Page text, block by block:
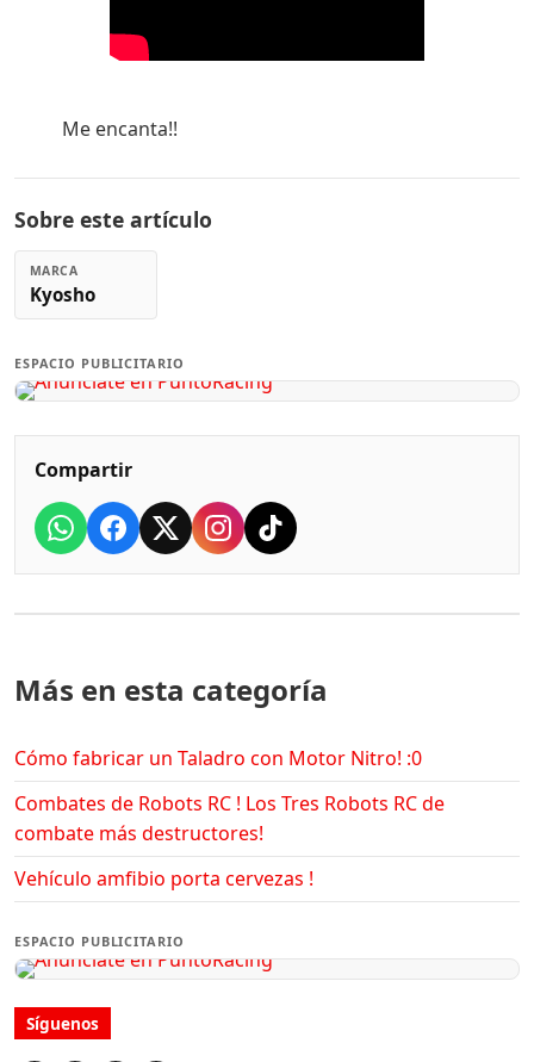
Me encanta!!
Sobre este artículo
MARCA
Kyosho
ESPACIO PUBLICITARIO
Compartir
Más en esta categoría
Cómo fabricar un Taladro con Motor Nitro! :0
Combates de Robots RC ! Los Tres Robots RC de
combate más destructores!
Vehículo amfibio porta cervezas !
ESPACIO PUBLICITARIO
Síguenos